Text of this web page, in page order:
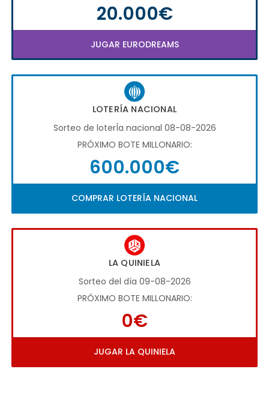
20.000€
JUGAR EURODREAMS
LOTERÍA NACIONAL
Sorteo de loterÍa nacional 08-08-2026
PRÓXIMO BOTE MILLONARIO:
600.000€
COMPRAR LOTERÍA NACIONAL
LA QUINIELA
Sorteo del día 09-08-2026
PRÓXIMO BOTE MILLONARIO:
0€
JUGAR LA QUINIELA